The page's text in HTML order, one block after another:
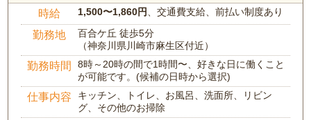
時給 1,500〜1,860円、交通費支給、前払い制度あり
勤務地
百合ケ丘 徒歩5分
（神奈川県川崎市麻生区付近）
勤務時間
8時～20時の間で1時間〜、好きな日に働くこと
が可能です。(候補の日時から選択)
仕事内容
キッチン、トイレ、お風呂、洗面所、リビン
グ、その他のお掃除